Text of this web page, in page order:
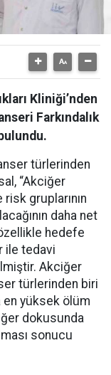
Kliniği’nden
Farkındalık
türlerinden
“Akciğer
gruplarının
daha net
hedefe
ile tedavi
Akciğer
türlerinden biri
en yüksek ölüm
dokusunda
sonucu